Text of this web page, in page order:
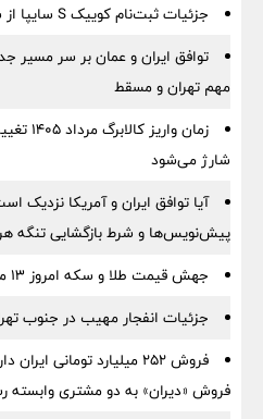
جزئیات ثبت‌نام کوییک S سایپا از شنبه ۱۷ مرداد + جدول شرایط
توافق ایران و عمان بر سر مسیر
مهم تهران و مسقط
زمان
شارژ می‌شود
آیا توافق ایران و آمریکا نزدیک
پیش‌نویس‌ها و شرط بازگشایی تنگه
جهش قیمت طلا و سکه امروز ۱۳ مرداد | طلای ۱۸ عیار چند شد؟
جزئیات انفجار مهیب در جنوب
فروش ۲۵۲ میلیارد تومانی
فروش «دیران» به دو مشتری وابسته